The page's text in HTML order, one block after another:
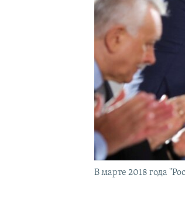
В марте 2018 года